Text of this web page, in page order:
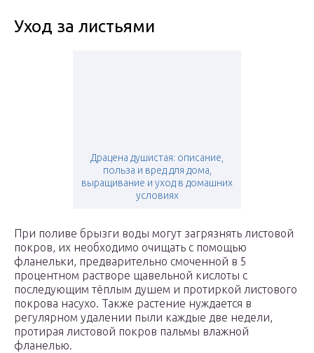
Уход за листьями
Драцена душистая: описание,
польза и вред для дома,
выращивание и уход в домашних
условиях
При поливе брызги воды могут загрязнять листовой
покров, их необходимо очищать с помощью
фланельки, предварительно смоченной в 5
процентном растворе щавельной кислоты с
последующим тёплым душем и протиркой листового
покрова насухо. Также растение нуждается в
регулярном удалении пыли каждые две недели,
протирая листовой покров пальмы влажной
фланелью.